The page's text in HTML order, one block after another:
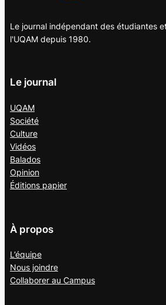
Le journal indépendant des étudiantes
l'UQAM depuis 1980.
Le journal
UQAM
Société
Culture
Vidéos
Balados
Opinion
Éditions papier
À propos
L’équipe
Nous joindre
Collaborer au Campus